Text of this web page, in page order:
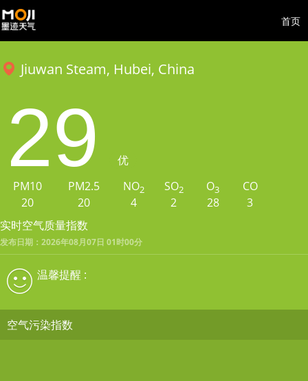
首页
Jiuwan Steam, Hubei, China
29
优
PM10
20
PM2.5
20
NO2
4
SO2
2
O3
28
CO
3
实时空气质量指数
发布日期：2026年08月07日 01时00分
温馨提醒 :
空气污染指数